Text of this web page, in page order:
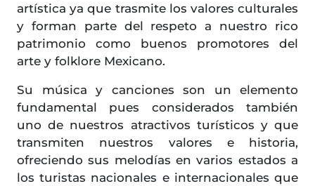
artística ya que trasmite los valores culturales
y forman parte del respeto a nuestro rico
patrimonio como buenos promotores del
arte y folklore Mexicano.
Su música y canciones son un elemento
fundamental pues considerados también
uno de nuestros atractivos turísticos y que
transmiten nuestros valores e historia,
ofreciendo sus melodías en varios estados a
los turistas nacionales e internacionales que